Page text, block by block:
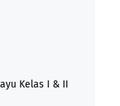
Kelas I & II